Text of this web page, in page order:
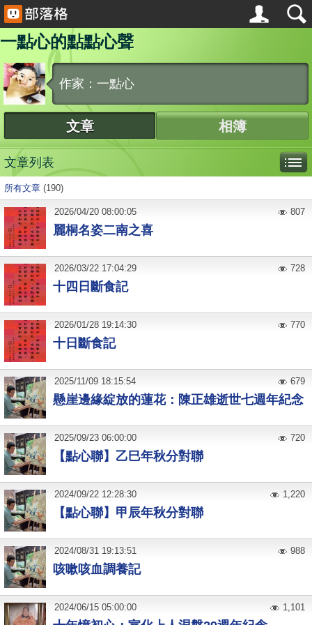
一點心的點點心聲
作家：一點心
文章 相簿
文章列表
所有文章 (190)
麗桐名姿二南之喜
2026/04/20 08:00:05 807
十四日斷食記
2026/03/22 17:04:29 728
十日斷食記
2026/01/28 19:14:30 770
懸崖邊緣綻放的蓮花：陳正雄逝世七週年紀念
2025/11/09 18:15:54 679
【點心聯】乙巳年秋分對聯
2025/09/23 06:00:00 720
【點心聯】甲辰年秋分對聯
2024/09/22 12:28:30 1,220
咳嗽咳血調養記
2024/08/31 19:13:51 988
2024/06/15 05:00:00 1,101